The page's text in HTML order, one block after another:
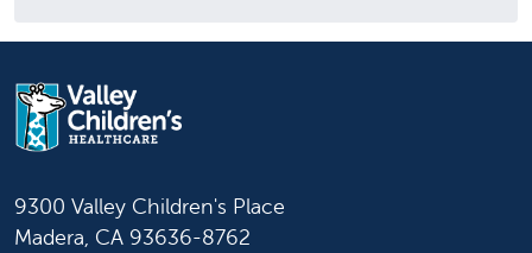
9300 Valley Children's Place
Madera, CA 93636-8762